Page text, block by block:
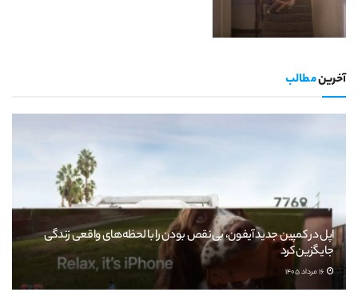
آخرینمطالب
اپل در کمپین جدید آیفون، بی‌نقص بودن را با لحظه‌های واقعی زندگی
جایگزین کرد